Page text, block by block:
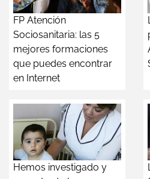
FP Atención
Sociosanitaria: las 5
mejores formaciones
que puedes encontrar
en Internet
Hemos investigado y